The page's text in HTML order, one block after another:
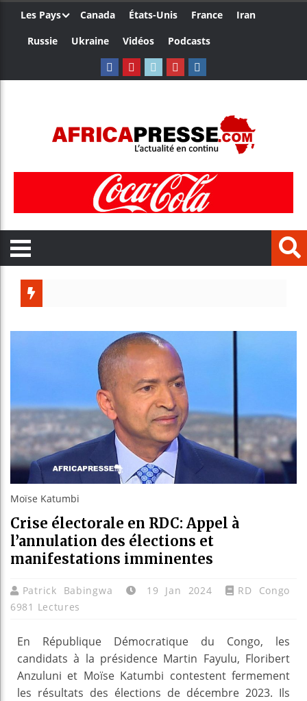
Les Pays Canada États-Unis France
Iran
Russie
Ukraine Vidéos Podcasts
Bénin
Moïse Katumbi
Crise électorale en RDC: Appel à
l’annulation des élections et
manifestations imminentes
Patrick Babingwa 19 Jan 2024
RD Congo
6981 Lectures
En République Démocratique du Congo, les
candidats à la présidence Martin Fayulu, Floribert
Anzuluni et Moïse Katumbi contestent fermement
les résultats des élections de décembre 2023. Ils